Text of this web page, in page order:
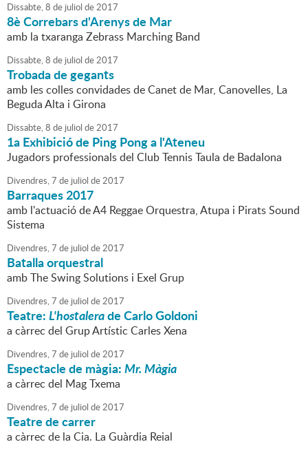
Dissabte,8 de juliol de2017
8è Correbars d'Arenys de Mar
amb la txaranga Zebrass Marching Band
Dissabte,8 de juliol de2017
Trobada de gegants
amb les colles convidades de Canet de Mar, Canovelles, La
Beguda Alta i Girona
Dissabte,8 de juliol de2017
1a Exhibició de Ping Pong a l'Ateneu
Jugadors professionals del Club Tennis Taula de Badalona
Divendres,7 de juliol de2017
Barraques 2017
amb l'actuació de A4 Reggae Orquestra, Atupa i Pirats Sound
Sistema
Divendres,7 de juliol de2017
Batalla orquestral
amb The Swing Solutions i Exel Grup
Divendres,7 de juliol de2017
Teatre:L'hostalerade Carlo Goldoni
a càrrec del Grup Artístic Carles Xena
Divendres,7 de juliol de2017
Espectacle de màgia:Mr. Màgia
a càrrec del Mag Txema
Divendres,7 de juliol de2017
Teatre de carrer
a càrrec de la Cia. La Guàrdia Reial